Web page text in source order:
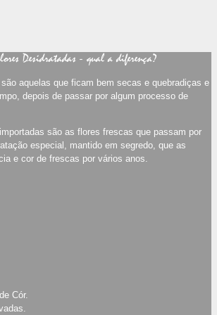
Desidratadas - qual a diferença?
aquelas que ficam bem secas e quebradiças e
depois de passar por algum processo de
são as flores frescas que passam por
especial, mantido em segredo, que as
e cor de frescas por vários anos.
Cór.